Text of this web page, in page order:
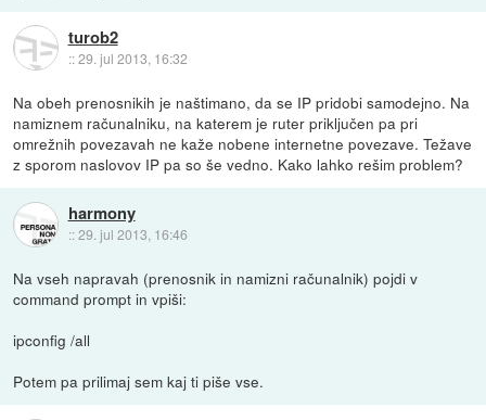
turob2
::29. jul 2013, 16:32
Na obeh prenosnikih je naštimano, da se IP pridobi samodejno. Na
namiznem računalniku, na katerem je ruter priključen pa pri
omrežnih povezavah ne kaže nobene internetne povezave. Težave
z sporom naslovov IP pa so še vedno. Kako lahko rešim problem?
harmony
::29. jul 2013, 16:46
Na vseh napravah (prenosnik in namizni računalnik) pojdi v
command prompt in vpiši:
ipconfig /all
Potem pa prilimaj sem kaj ti piše vse.